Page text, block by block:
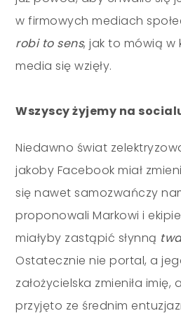
w firmowych mediach
robi to sens, jak to mówią w
media się wzięły.
Wszyscy żyjemy na
Niedawno świat
jakoby Facebook miał
się nawet samozwańczy
proponowali Markowi i ekipie
miałyby zastąpić słynną
Ostatecznie nie portal, a
założycielska zmieniła imię,
przyjęto ze średnim